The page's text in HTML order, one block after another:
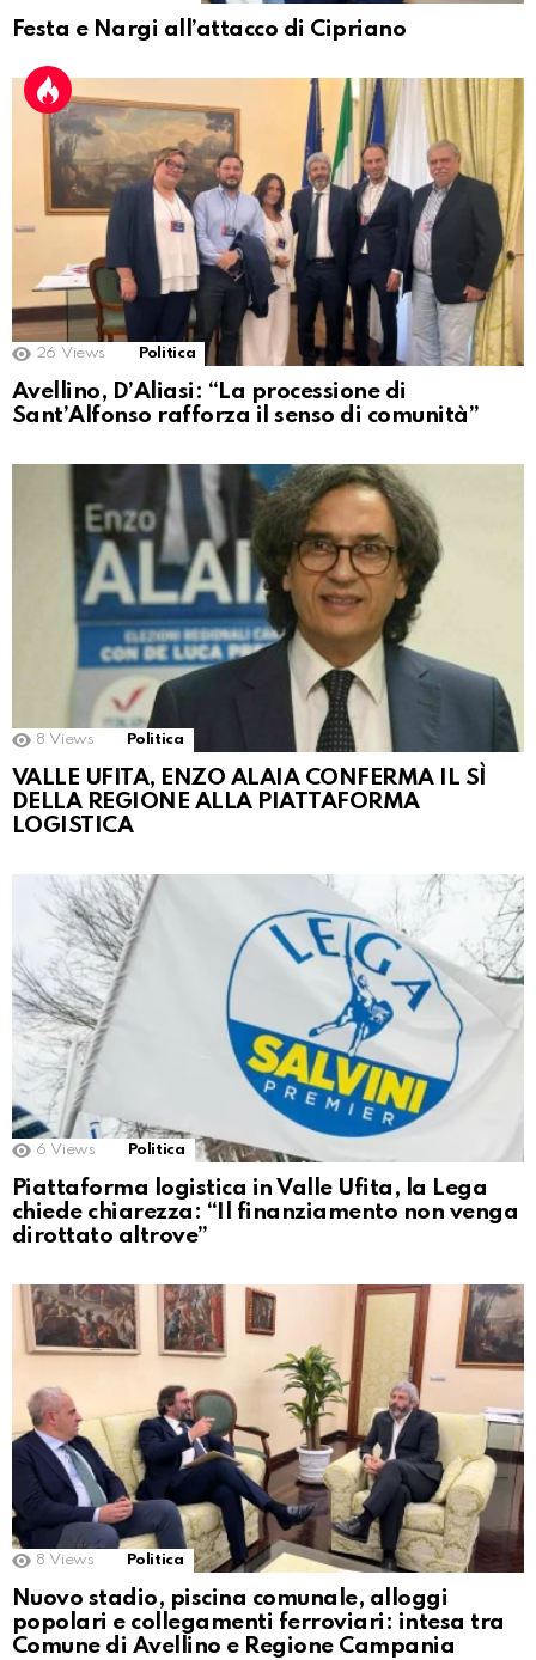
Festa e Nargi all’attacco di Cipriano
26 Views Politica
Avellino, D’Aliasi: “La processione di
Sant’Alfonso rafforza il senso di comunità”
8 Views Politica
VALLE UFITA, ENZO ALAIA CONFERMA IL SÌ
DELLA REGIONE ALLA PIATTAFORMA
LOGISTICA
6 Views Politica
Piattaforma logistica in Valle Ufita, la Lega
chiede chiarezza: “Il finanziamento non venga
dirottato altrove”
8 Views Politica
Nuovo stadio, piscina comunale, alloggi
popolari e collegamenti ferroviari: intesa tra
Comune di Avellino e Regione Campania